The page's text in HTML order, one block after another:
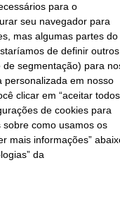
em
elementos mais
a penetração de
uma parte
estruturas do
para o
seu navegador para
mas algumas partes do
de definir outros
segmentação) para
personalizada em nosso
clicar em “aceitar todos
de cookies para
como usamos os
mais informações”
da